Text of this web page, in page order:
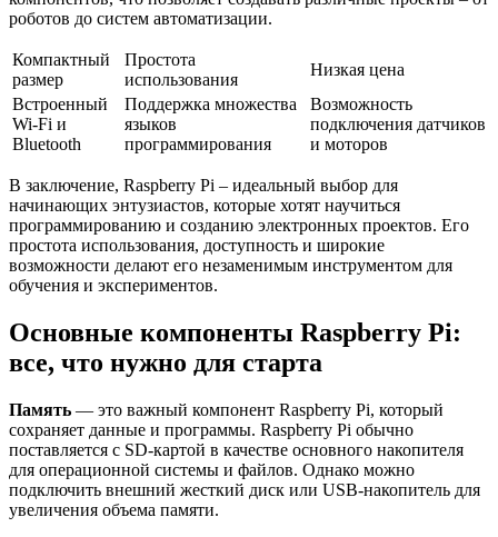
роботов до систем автоматизации.
Компактный
размер
Простота
использования
Низкая цена
Встроенный
Wi-Fi и
Bluetooth
Поддержка множества
языков
программирования
Возможность
подключения датчиков
и моторов
В заключение, Raspberry Pi – идеальный выбор для
начинающих энтузиастов, которые хотят научиться
программированию и созданию электронных проектов. Его
простота использования, доступность и широкие
возможности делают его незаменимым инструментом для
обучения и экспериментов.
Основные компоненты Raspberry Pi:
все, что нужно для старта
Память — это важный компонент Raspberry Pi, который
сохраняет данные и программы. Raspberry Pi обычно
поставляется с SD-картой в качестве основного накопителя
для операционной системы и файлов. Однако можно
подключить внешний жесткий диск или USB-накопитель для
увеличения объема памяти.